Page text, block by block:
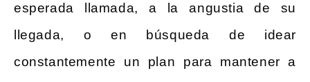
esperada llamada, a la angustia de su
llegada, o en búsqueda de idear
constantemente un plan para mantener a